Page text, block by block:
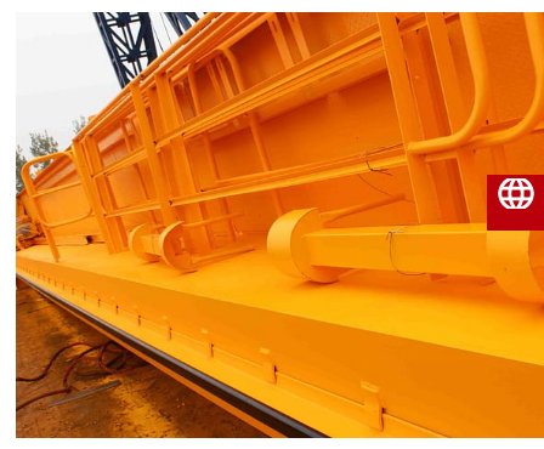
Norsk